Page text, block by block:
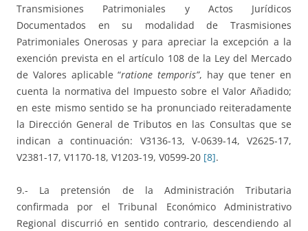
Transmisiones Patrimoniales y Actos Jurídicos
Documentados en su modalidad de Trasmisiones
Patrimoniales Onerosas y para apreciar la excepción a la
exención prevista en el artículo 108 de la Ley del Mercado
de Valores aplicable “ratione temporis”, hay que tener en
cuenta la normativa del Impuesto sobre el Valor Añadido;
en este mismo sentido se ha pronunciado reiteradamente
la Dirección General de Tributos en las Consultas que se
indican a continuación: V3136-13, V-0639-14, V2625-17,
V2381-17, V1170-18, V1203-19, V0599-20 [8].
9.- La pretensión de la Administración Tributaria
confirmada por el Tribunal Económico Administrativo
Regional discurrió en sentido contrario, descendiendo al